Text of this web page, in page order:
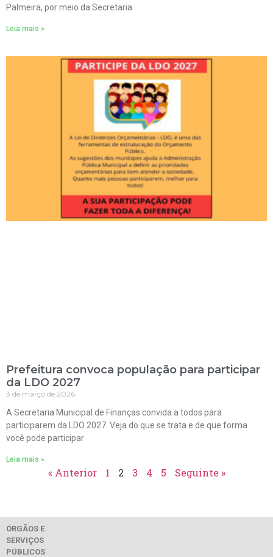
Palmeira, por meio da Secretaria
Leia mais »
Prefeitura convoca população para participar
da LDO 2027
3 de março de 2026
A Secretaria Municipal de Finanças convida a todos para
participarem da LDO 2027. Veja do que se trata e de que forma
você pode participar
Leia mais »
« Anterior 1 2 3 4 5 Seguinte »
ÓRGÃOS E
SERVIÇOS
PÚBLICOS